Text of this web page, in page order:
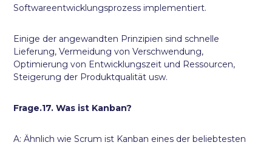
Softwareentwicklungsprozess implementiert.
Einige der angewandten Prinzipien sind schnelle
Lieferung, Vermeidung von Verschwendung,
Optimierung von Entwicklungszeit und Ressourcen,
Steigerung der Produktqualität usw.
Frage.17. Was ist Kanban?
A: Ähnlich wie Scrum ist Kanban eines der beliebtesten